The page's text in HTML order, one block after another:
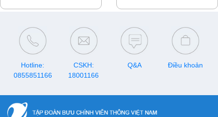
hình MyTV đón xem Top
những bộ phim điện ảnh
chiếm trọn spotlight bạn
không thể bỏ lỡ trong tháng 1
này nhé.
vui vẻ, đủ đầy với chi phí hợp
lý.
Hotline:
0855851166
CSKH:
18001166
Q&A Điều khoản